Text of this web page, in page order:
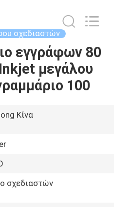
σχεδιαστών
εγγράφων 80
μεγάλου
100
Κίνα
σχεδιαστών